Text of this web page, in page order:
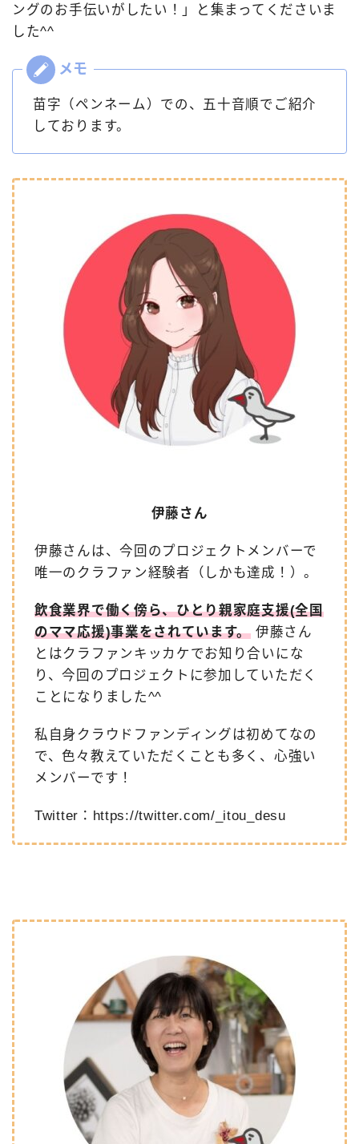
ングのお手伝いがしたい！」と集まってくださいま
した^^
苗字（ペンネーム）での、五十音順でご紹介
しております。
伊藤さん
伊藤さんは、今回のプロジェクトメンバーで
唯一のクラファン経験者（しかも達成！）。
飲食業界で働く傍ら、ひとり親家庭支援(全国
のママ応援)事業をされています。 伊藤さん
とはクラファンキッカケでお知り合いにな
り、今回のプロジェクトに参加していただく
ことになりました^^
私自身クラウドファンディングは初めてなの
で、色々教えていただくことも多く、心強い
メンバーです！
Twitter： https://twitter.com/_itou_desu